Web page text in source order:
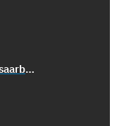
ratsangelegenheiten@saarbruecken.de